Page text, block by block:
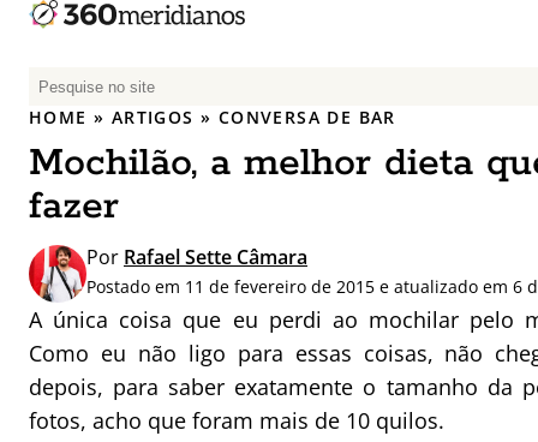
P
e
q
u
i
s
a
r
p
o
r
:
HOME » ARTIGOS » CONVERSA DE BAR
Mochilão, a melhor dieta
fazer
Por Rafael Sette Câmara
Postado em 11 de fevereiro de 2015 e atualizado em 6
A única coisa que eu perdi ao mochilar pelo
Como eu não ligo para essas coisas, não
depois, para saber exatamente o tamanho da
fotos, acho que foram mais de 10 quilos.